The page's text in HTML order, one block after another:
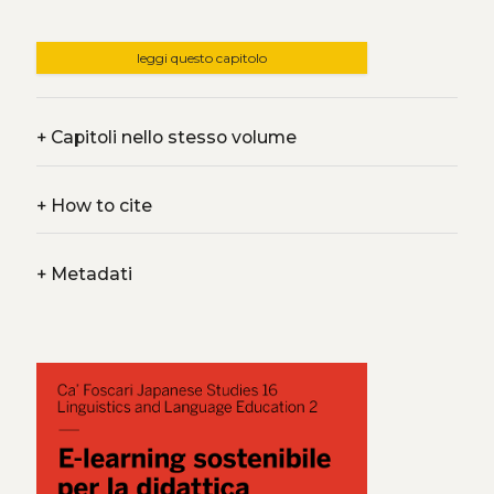
leggi questo capitolo
+Capitoli nello stesso volume
+How to cite
+Metadati